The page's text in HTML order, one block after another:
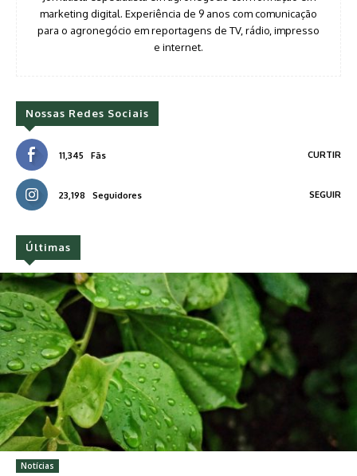
marketing digital. Experiência de 9 anos com comunicação
para o agronegócio em reportagens de TV, rádio, impresso
e internet.
Nossas Redes Sociais
11,345 Fãs CURTIR
23,198 Seguidores SEGUIR
Últimas
Notícias